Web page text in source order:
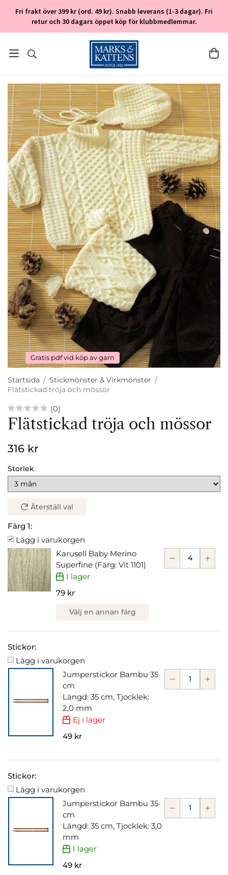
Fri frakt över 399 kr (ord. 49 kr). Snabb leverans (1-3 dagar). Fri
retur och 30 dagars öppet köp för klubbmedlemmar.
Gratis pdf vid köp av garn
Startsida / Stickmönster & Virkmönster /
Flätstickad tröja och mössor
(0)
Flätstickad tröja och mössor
316 kr
Storlek
Återställ val
Färg 1:
Lägg i varukorgen
Karusell Baby Merino
Superfine (Färg: Vit 1101)
I lager
79 kr
Välj en annan färg
Stickor:
Lägg i varukorgen
Jumperstickor Bambu 35
cm
Längd: 35 cm, Tjocklek:
2,0 mm
Ej i lager
49 kr
Stickor:
Lägg i varukorgen
Jumperstickor Bambu 35
cm
Längd: 35 cm, Tjocklek: 3,0
mm
I lager
49 kr